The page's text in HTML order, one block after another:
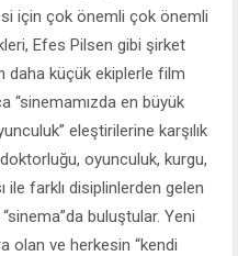
için çok önemli çok önemli
Efes Pilsen gibi şirket
daha küçük ekiplerle film
“sinemamızda en büyük
eleştirilerine karşılık
oyunculuk, kurgu,
ile farklı disiplinlerden gelen
buluştular. Yeni
olan ve herkesin “kendi